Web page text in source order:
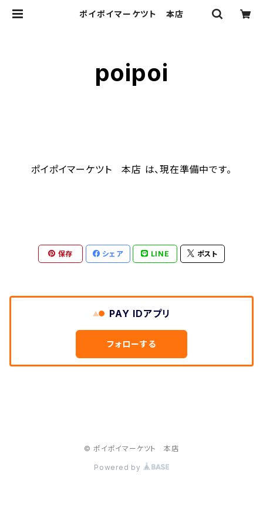
ポイポイマーケツト 本店
poipoi
ポイポイマーケツト 本店 は、現在準備中です。
保存 シェア LINE ポスト
PAY IDアプリ
フォローする
© ポイポイマーケツト 本店
Powered by